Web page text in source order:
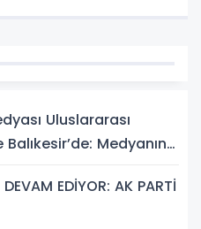
Uluslararası
Medyanın
EDİYOR: AK PARTİ